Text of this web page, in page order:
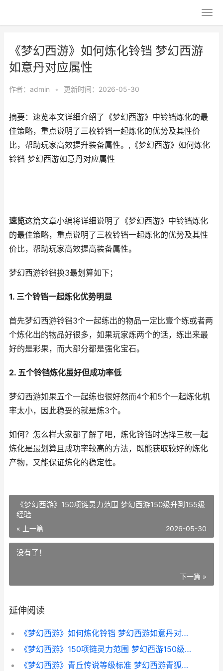
《梦幻西游》如何炼化铃铛 梦幻西游
如意丹对应属性
作者： admin • 更新时间：2026-05-30
摘要：速览本文详细介绍了《梦幻西游》中铃铛炼化的最
佳策略，重点说明了三枚铃铛一起炼化的优势及其性价
比，帮助玩家高效提升装备属性。,《梦幻西游》如何炼化
铃铛 梦幻西游如意丹对应属性
速览这篇文章小编将详细说明了《梦幻西游》中铃铛炼化
的最佳策略，重点说明了三枚铃铛一起炼化的优势及其性
价比，帮助玩家高效提高装备属性。
梦幻西游铃铛换3最划算如下；
1. 三个铃铛一起炼化优势明显
首先梦幻西游铃铛3个一起练出的物品一定比壹个练或者两
个炼化出的物品好很多，如果玩家炼两个的话，练出来最
好的是彩果，而大部分都是强化宝石。
2. 五个铃铛炼化虽好但成功率低
梦幻西游如果五个一起练也很好然而4个和5个一起炼化机
率太小，因此稳妥的就是炼3个。
如何？怎么样大家都了解了吧，炼化铃铛时选择三枚一起
炼化是最划算且成功率较高的方法，既能获取较好的炼化
产物，又能保证炼化的稳定性。
《梦幻西游》150项链灵力范围 梦幻西游150级升到155级
经验
« 上一篇 2026-05-30
没有了！
下一篇 »
延伸阅读
《梦幻西游》如何炼化铃铛 梦幻西游如意丹对应属性
《梦幻西游》150项链灵力范围 梦幻西游150级升到155级经验
《梦幻西游》青丘传说等级标准 梦幻西游青狐号是什么意思